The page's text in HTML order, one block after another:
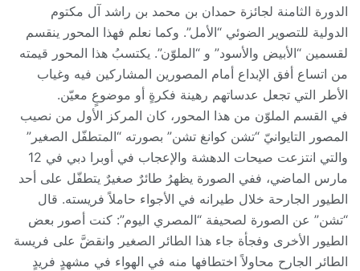
الدورة الثامنة لجائزة حمدان بن محمد بن راشد آل مكتوم
الدولية للتصوير الضوئي “الأمل”. وكما نعلم فهذا المحور ينقسم
لقسمين “الأبيض والأسود” و “الملوّن”. يكتسبُ هذا المحور قيمته
من اتساع أفق الإبداع أمام المصورين المشاركين فيه وغياب
الأطر التي تجعل عدساتهم رهينة فكرةٍ أو موضوعٍ معيّن.
في القسم الملوّن من هذا المحور، كان المركز الأول من نصيب
المصور التايوانيّ “تشن كوانغ تشن” بصورته “المتطفّل الصغير”
والتي انتزعت صيحات الدهشة والإعجاب في أوبرا دبي في 12
مارس الماضي، ففي الصورة يظهرُ طائرٌ صغيرٌ يتطفّل على أحد
الطيور الجارحة خلال طيرانه في الأجواء حاملاً فريسته. قال
“تشن” عن الصورة لصحيفة “المصري اليوم”: كنت أصور بعض
الطيور الأخرى وفجأة جاء هذا الطائر الصغير وانقضَّ على فريسة
الطائر الجارح محاولاً اختطافها منه في الهواء في مشهدٍ فريدٍ